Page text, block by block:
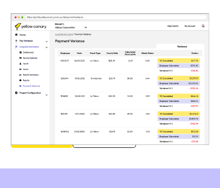
Conformité aux congés de
longue durée
Atténuez les sous-paiements de LSL associés aux
interventions manuelles. Notre solution permet aux
grands employeurs d'automatiser les contrôles de
conformité et les calculs de conformité des congés de
longue durée pour les soldes et les paiements LSL.